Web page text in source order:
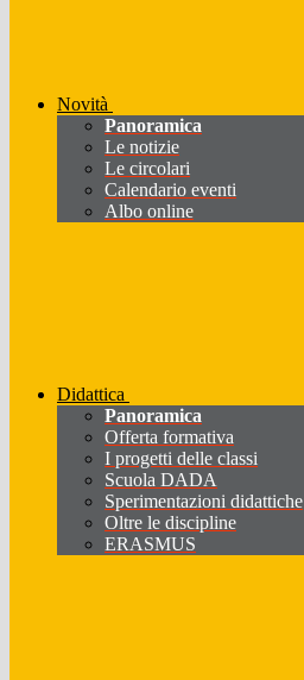
Novità
Panoramica
Le notizie
Le circolari
Calendario eventi
Albo online
Didattica
Panoramica
Offerta formativa
I progetti delle classi
Scuola DADA
Sperimentazioni didattiche
Oltre le discipline
ERASMUS